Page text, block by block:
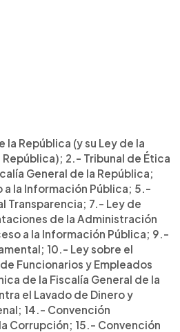
República (y su Ley de la
2.- Tribunal de Ética
General de la República;
la Información Pública; 5.-
Transparencia; 7.- Ley de
de la Administración
a la Información Pública; 9.-
10.- Ley sobre el
Funcionarios y Empleados
de la Fiscalía General de la
el Lavado de Dinero y
14.- Convención
Corrupción; 15.- Convención